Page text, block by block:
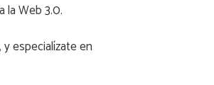
la Web 3.0.
especialízate en